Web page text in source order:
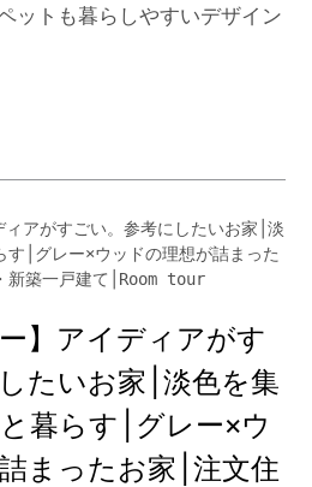
ットも暮らしやすいデザイン
】アイディアがす
たいお家│淡色を集
暮らす│グレー×ウ
まったお家│注文住